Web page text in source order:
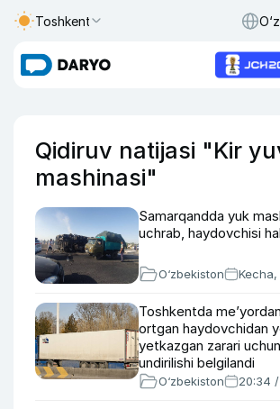
Toshkent
Qidiruv natijasi "Kir
mashinasi"
Samarqandda yuk
uchrab, haydovchisi
O‘zbekiston Kecha,
Toshkentda
ortgan haydovchidan
yetkazgan zarari
undirilishi belgilandi
O‘zbekiston 20:34